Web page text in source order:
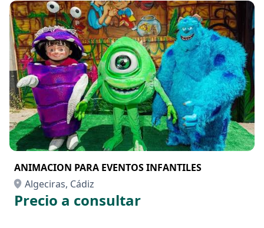
ANIMACION PARA EVENTOS INFANTILES
Algeciras, Cádiz
Precio a consultar